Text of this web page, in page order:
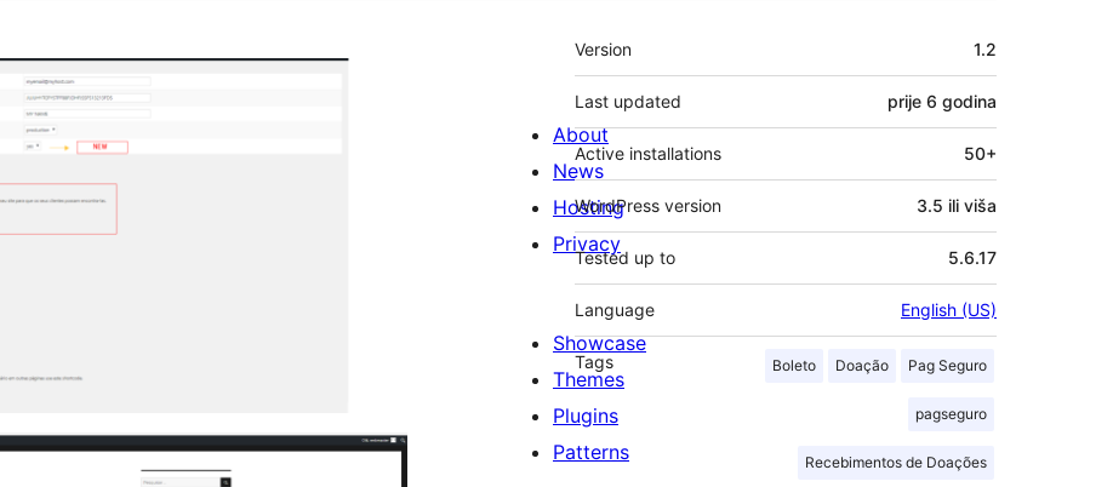
Meta
Version 1.2
Last updated prije 6 godina
Active installations 50+
WordPress version 3.5 ili viša
Tested up to 5.6.17
Language English (US)
Tags Boleto Doação Pag Seguro
pagseguro
Recebimentos de Doações
About
News
Hosting
Privacy
Showcase
Themes
Plugins
Patterns